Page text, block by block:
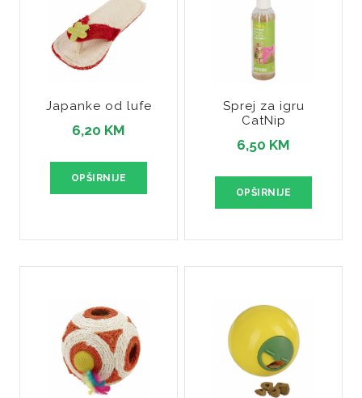
Japanke od lufe
6,20 KM
OPŠIRNIJE
Sprej za igru
CatNip
6,50 KM
OPŠIRNIJE